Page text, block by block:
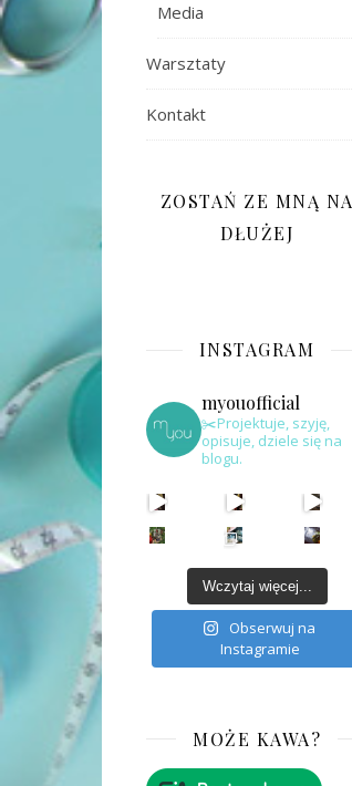
Media
Warsztaty
Kontakt
ZOSTAŃ ZE MNĄ NA
DŁUŻEJ
INSTAGRAM
myouofficial
✂️Projektuje, szyję,
opisuje, dziele się na
blogu.
Wczytaj więcej...
Obserwuj na
Instagramie
MOŻE KAWA?